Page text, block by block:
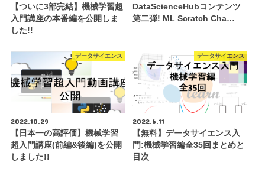
【ついに3部完結】機械学習超
入門講座の本番編を公開しま
した!!
DataScienceHubコンテンツ
第二弾! ML Scratch Cha…
データサイエンス
2022.10.29
【日本一の高評価】機械学習
超入門講座(前編&後編)を公開
しました!!
データサイエンス
2022.6.11
【無料】データサイエンス入
門:機械学習編全35回まとめと
目次